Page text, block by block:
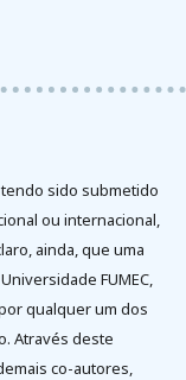
sido submetido
ou internacional,
ainda, que uma
FUMEC,
qualquer um dos
Através deste
co-autores,